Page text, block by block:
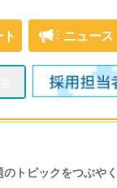
ニュース
トピックをつぶや